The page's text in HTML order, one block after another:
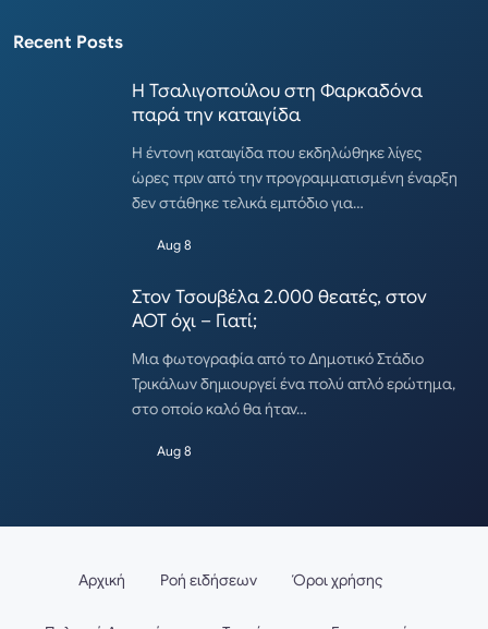
Recent Posts
Η Τσαλιγοπούλου στη Φαρκαδόνα
παρά την καταιγίδα
Η έντονη καταιγίδα που εκδηλώθηκε λίγες
ώρες πριν από την προγραμματισμένη έναρξη
δεν στάθηκε τελικά εμπόδιο για…
Aug 8
Στον Τσουβέλα 2.000 θεατές, στον
ΑΟΤ όχι – Γιατί;
Μια φωτογραφία από το Δημοτικό Στάδιο
Τρικάλων δημιουργεί ένα πολύ απλό ερώτημα,
στο οποίο καλό θα ήταν…
Aug 8
Αρχική Ροή ειδήσεων Όροι χρήσης